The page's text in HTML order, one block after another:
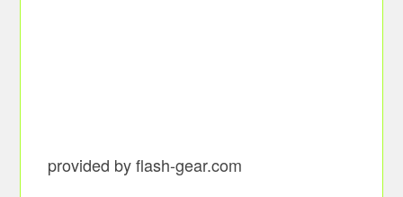
provided by flash-gear.com